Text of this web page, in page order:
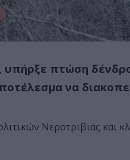
υπήρξε πτώση
να
Νεροτριβιάς και